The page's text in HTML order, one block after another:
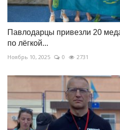
Павлодарцы привезли 20
по лёгкой...
Ноябрь 10, 2025 0 2731